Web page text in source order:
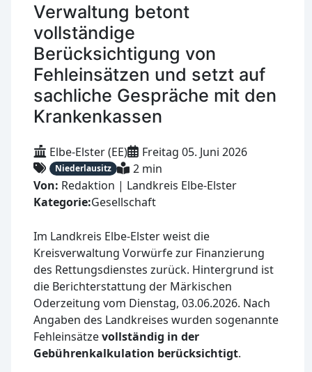
Verwaltung betont
vollständige
Berücksichtigung von
Fehleinsätzen und setzt auf
sachliche Gespräche mit den
Krankenkassen
Elbe-Elster (EE) Freitag 05. Juni 2026
Niederlausitz
2 min
Von: Redaktion | Landkreis Elbe-Elster
Kategorie:Gesellschaft
Im Landkreis Elbe-Elster weist die
Kreisverwaltung Vorwürfe zur Finanzierung
des Rettungsdienstes zurück. Hintergrund ist
die Berichterstattung der Märkischen
Oderzeitung vom Dienstag, 03.06.2026. Nach
Angaben des Landkreises wurden sogenannte
Fehleinsätzevollständig in der
Gebührenkalkulation berücksichtigt.